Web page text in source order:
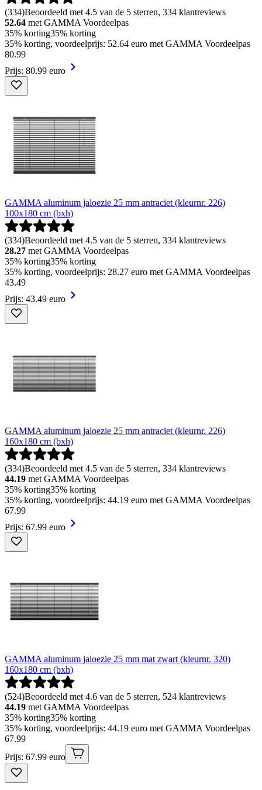
(334)Beoordeeld met 4.5 van de 5 sterren, 334 klantreviews
52.64 met GAMMA Voordeelpas
35% korting35% korting
35% korting, voordeelprijs: 52.64 euro met GAMMA Voordeelpas
80.99
Prijs: 80.99 euro
GAMMA aluminum jaloezie 25 mm antraciet (kleurnr. 226)
100x180 cm (bxh)
(334)Beoordeeld met 4.5 van de 5 sterren, 334 klantreviews
28.27 met GAMMA Voordeelpas
35% korting35% korting
35% korting, voordeelprijs: 28.27 euro met GAMMA Voordeelpas
43.49
Prijs: 43.49 euro
GAMMA aluminum jaloezie 25 mm antraciet (kleurnr. 226)
160x180 cm (bxh)
(334)Beoordeeld met 4.5 van de 5 sterren, 334 klantreviews
44.19 met GAMMA Voordeelpas
35% korting35% korting
35% korting, voordeelprijs: 44.19 euro met GAMMA Voordeelpas
67.99
Prijs: 67.99 euro
GAMMA aluminum jaloezie 25 mm mat zwart (kleurnr. 320)
160x180 cm (bxh)
(524)Beoordeeld met 4.6 van de 5 sterren, 524 klantreviews
44.19 met GAMMA Voordeelpas
35% korting35% korting
35% korting, voordeelprijs: 44.19 euro met GAMMA Voordeelpas
67.99
Prijs: 67.99 euro